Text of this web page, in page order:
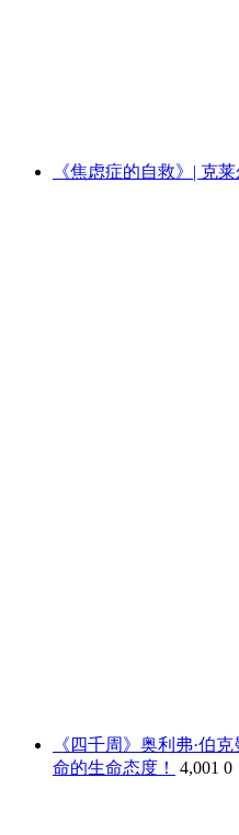
《焦虑症的自救》| 克
《四千周》奥利弗·伯
命的生命态度！
4,001 0